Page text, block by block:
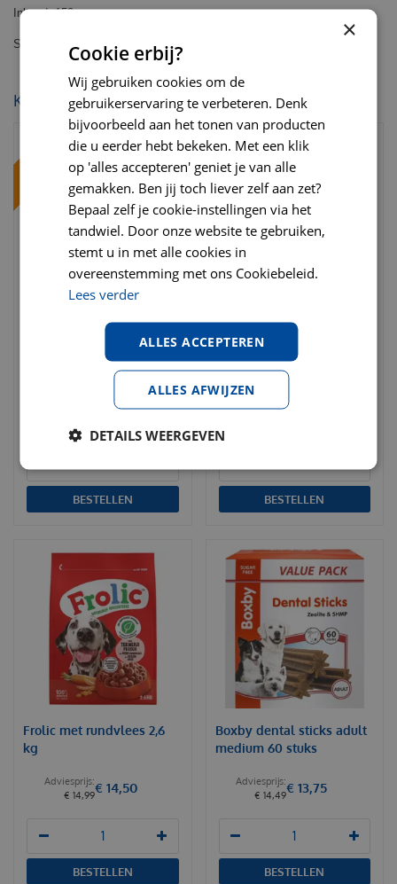
Inhoud: 150 gram
Smaak: hert
KIJK OOK EENS NAAR:
runderhart 333 gram
BESTELLEN
hond original 100% zalm
600 gram
€ 10,59
BESTELLEN
Frolic met rundvlees 2,6
kg
€ 14,99€ 14,50
BESTELLEN
Boxby dental sticks adult
medium 60 stuks
€ 14,49€ 13,75
BESTELLEN
×
Cookie erbij?
Wij gebruiken cookies om de
gebruikerservaring te verbeteren. Denk
bijvoorbeeld aan het tonen van producten
die u eerder hebt bekeken. Met een klik
op 'alles accepteren' geniet je van alle
gemakken. Ben jij toch liever zelf aan zet?
Bepaal zelf je cookie-instellingen via het
tandwiel. Door onze website te gebruiken,
stemt u in met alle cookies in
overeenstemming met ons Cookiebeleid.
Lees verder
ALLES ACCEPTEREN
ALLES AFWIJZEN
DETAILS WEERGEVEN